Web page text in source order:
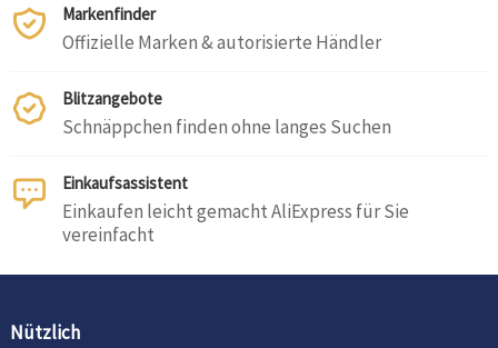
Markenfinder
Offizielle Marken & autorisierte Händler
Blitzangebote
Schnäppchen finden ohne langes Suchen
Einkaufsassistent
Einkaufen leicht gemacht AliExpress für Sie
vereinfacht
Nützlich